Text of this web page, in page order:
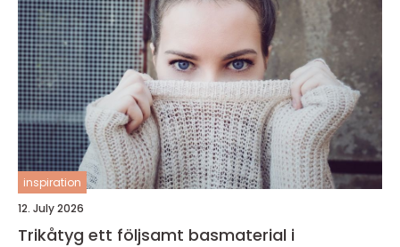
inspiration
12. July 2026
Trikåtyg ett följsamt basmaterial i